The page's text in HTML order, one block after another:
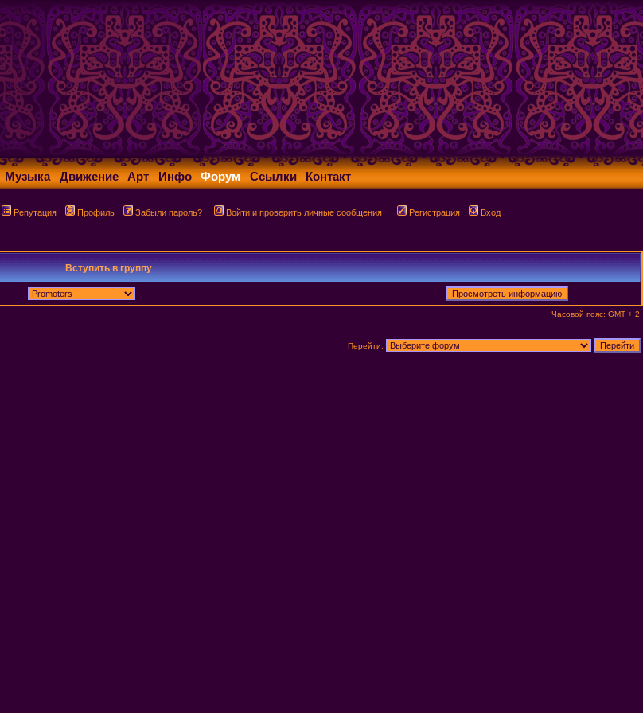
Музыка Движение Арт Инфо Форум Ссылки Контакт
Репутация Профиль Забыли пароль? Войти и проверить личные сообщения Регистрация Вход
Вступить в группу
Часовой пояс: GMT + 2
Перейти: